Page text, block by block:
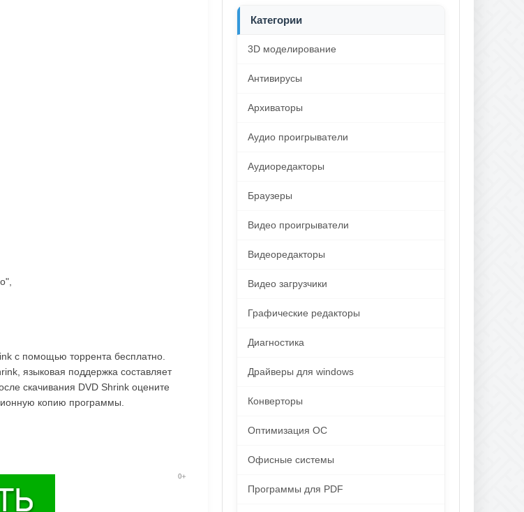
с помощью торрента бесплатно.
языковая поддержка составляет
скачивания DVD Shrink оцените
копию программы.
Категории
3D моделирование
Антивирусы
Архиваторы
Аудио проигрыватели
Аудиоредакторы
Браузеры
Видео проигрыватели
Видеоредакторы
Видео загрузчики
Графические редакторы
Диагностика
Драйверы для windows
Конверторы
Оптимизация ОС
Офисные системы
Программы для PDF